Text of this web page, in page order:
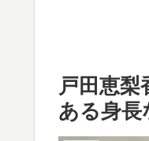
戸田恵
ある身長